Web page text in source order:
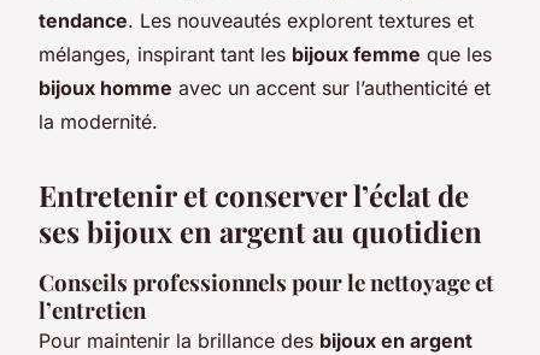
tendance. Les nouveautés explorent textures et
mélanges, inspirant tant les bijoux femme que les
bijoux homme avec un accent sur l’authenticité et
la modernité.
Entretenir et conserver l’éclat de
ses bijoux en argent au quotidien
Conseils professionnels pour le nettoyage et
l’entretien
Pour maintenir la brillance des bijoux en argent